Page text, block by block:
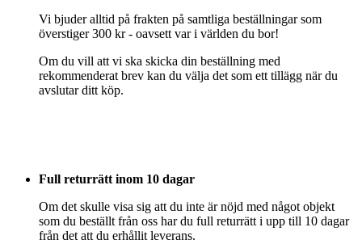
Vi bjuder alltid på frakten på samtliga beställningar som
överstiger 300 kr - oavsett var i världen du bor!
Om du vill att vi ska skicka din beställning med
rekommenderat brev kan du välja det som ett tillägg när du
avslutar ditt köp.
Full returrätt inom 10 dagar
Om det skulle visa sig att du inte är nöjd med något objekt
som du beställt från oss har du full returrätt i upp till 10 dagar
från det att du erhållit leverans.